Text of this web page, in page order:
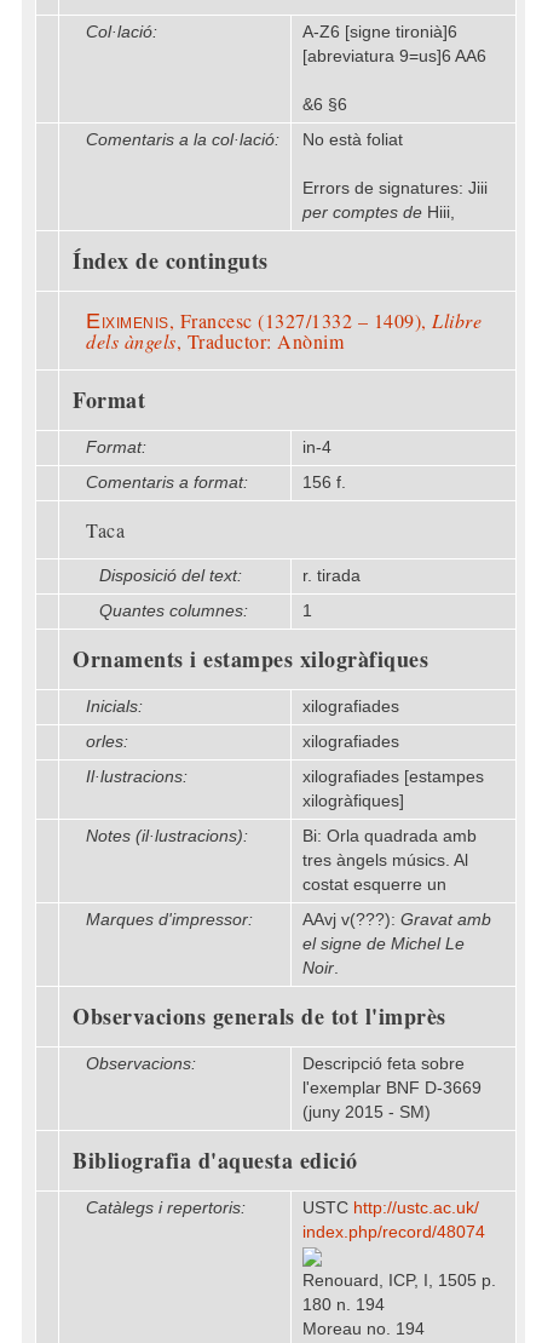
Col·lació:
A-Z6 [signe tironià]6
[abreviatura 9=us]6 AA6
&6 §6
Comentaris a la col·lació:
No està foliat
Errors de signatures: Jiii
per comptes de Hiii,
Índex de continguts
Eiximenis, Francesc (1327/1332 – 1409), Llibre
dels àngels, Traductor: Anònim
Format
Format:
in-4
Comentaris a format:
156 f.
Taca
Disposició del text:
r. tirada
Quantes columnes:
1
Ornaments i estampes xilogràfiques
Inicials:
xilografiades
orles:
xilografiades
Il·lustracions:
xilografiades [estampes
xilogràfiques]
Notes (il·lustracions):
Bi: Orla quadrada amb
tres àngels músics. Al
costat esquerre un
Marques d'impressor:
AAvj v(???): Gravat amb
el signe de Michel Le
Noir.
Observacions generals de tot l'imprès
Observacions:
Descripció feta sobre
l'exemplar BNF D-3669
(juny 2015 - SM)
Bibliografia d'aquesta edició
Catàlegs i repertoris: USTC http:/​/​ustc.ac.uk/​
index.php/​record/​48074
Renouard, ICP, I, 1505 p.
180 n. 194
Moreau no. 194